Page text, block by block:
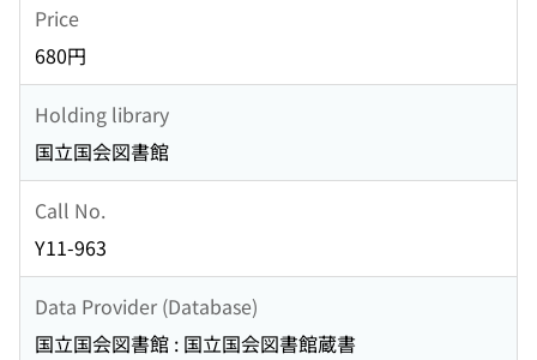
Price
680円
Holding library
国立国会図書館
Call No.
Y11-963
Data Provider (Database)
国立国会図書館 : 国立国会図書館蔵書